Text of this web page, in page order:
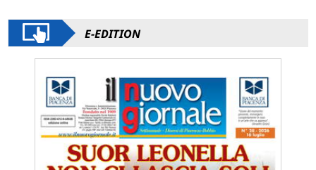
E-EDITION